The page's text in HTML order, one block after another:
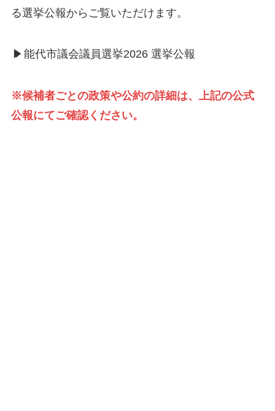
る選挙公報からご覧いただけます。
▶ 能代市議会議員選挙2026 選挙公報
※候補者ごとの政策や公約の詳細は、上記の公式
公報にてご確認ください。